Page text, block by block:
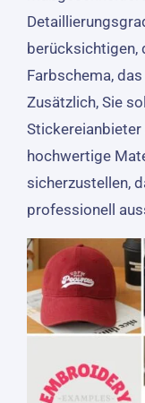
berücksichtigen,
Farbschema,
Zusätzlich, Sie
hochwertige
sicherzustellen,
professionell